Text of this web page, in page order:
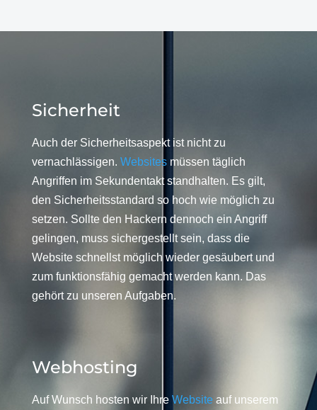
Sicherheit
Auch der Sicherheitsaspekt ist nicht zu
vernachlässigen. Websitesmüssen täglich
Angriffen im Sekundentakt standhalten. Es gilt,
den Sicherheitsstandard so hoch wie möglich zu
setzen. Sollte den Hackern dennoch ein Angriff
gelingen, muss sichergestellt sein, dass die
Website schnellst möglich wieder gesäubert und
zum funktionsfähig gemacht werden kann. Das
gehört zu unseren Aufgaben.
Webhosting
Auf Wunsch hosten wir Ihre Website auf unserem